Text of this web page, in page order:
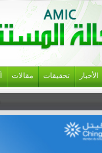
الأخبار تحقيقات مقالات